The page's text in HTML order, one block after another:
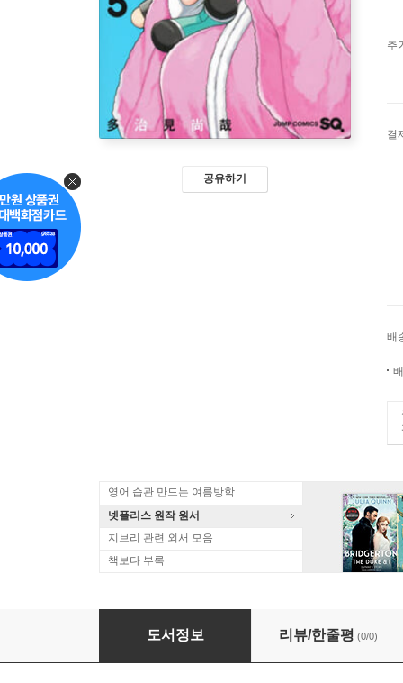
공유하기
추
결
배
영어 습관 만드는 여름방학
넷플리스 원작 원서
지브리 관련 외서 모음
책보다 부록
あかなべ先生は照れ知らず 5
도서정보 리뷰/한줄평 (0/0)